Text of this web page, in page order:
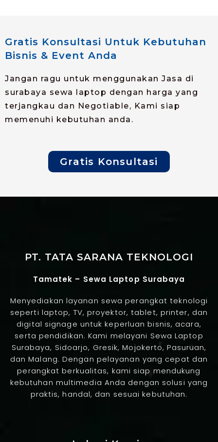
Gratis Konsultasi Untuk Kebutuhan
Bisnis & Event Anda
Jangan ragu untuk menggunakan Jasa di
surabaya sewa laptop dengan harga yang
terjangkau dan Negotiable, Kami siap
memenuhi kebutuhan anda.
Gratis Konsultasi
PT. TATA SARANA TEKNOLOGI
Tamatek – Sewa Laptop Surabaya
Menyediakan layanan sewa perangkat teknologi
seperti laptop, TV, proyektor, tablet, printer, dan
digital signage untuk keperluan bisnis, acara,
serta pendidikan. Kami melayani Sewa Laptop
Surabaya, Sidoarjo, Gresik, Mojokerto, Pasuruan,
dan Malang. Dengan pelayanan yang cepat dan
perangkat berkualitas, kami siap mendukung
kebutuhan multimedia Anda dengan solusi yang
praktis, handal, dan sesuai kebutuhan.